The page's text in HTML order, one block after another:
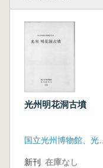
光州明花洞古墳
新刊 在庫なし